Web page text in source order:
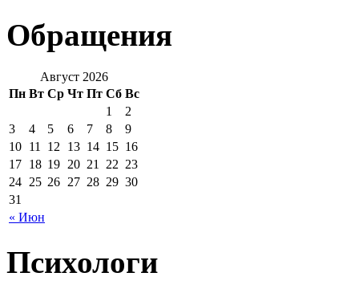
Обращения
Август 2026
Пн Вт Ср Чт Пт Сб Вс
« Июн
1
2
3
4 5 6 7 8
9
10 11 12 13 14 15 16
17 18 19 20 21 22 23
24 25 26 27 28 29 30
31
Психологи